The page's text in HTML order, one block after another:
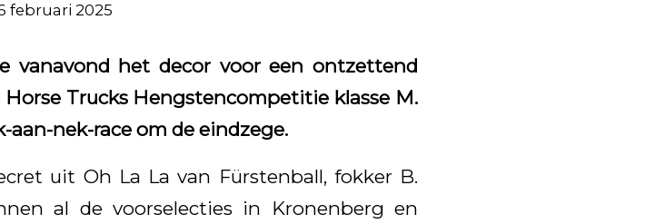
februari 2025
vanavond het decor voor een ontzettend
Trucks Hengstencompetitie klasse M.
aan-nek-race om de eindzege.
uit Oh La La van Fürstenball, fokker B.
al de voorselecties in Kronenberg en